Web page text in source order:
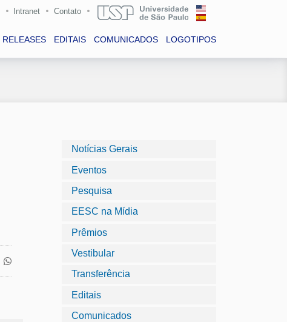
Intranet Contato
RELEASES EDITAIS COMUNICADOS LOGOTIPOS
Notícias Gerais
Eventos
Pesquisa
EESC na Mídia
Prêmios
Vestibular
Transferência
Editais
Comunicados